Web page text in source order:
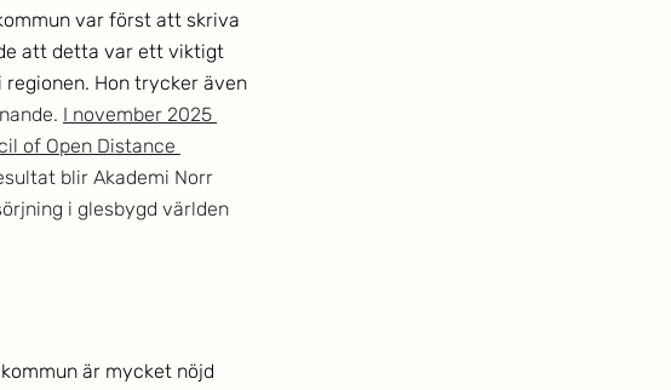
var först att skriva
att detta var ett viktigt
Hon trycker även
I november 2025
of Open Distance
blir Akademi Norr
i glesbygd världen
är mycket nöjd